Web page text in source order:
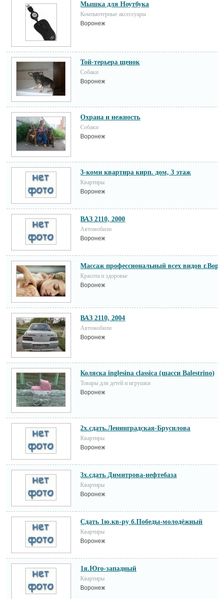
Мышка для Ноутбука
Компьютерные аксессуары
Воронеж
Той-терьера щенок
Собаки
Воронеж
Охрана и нежность
Собаки
Воронеж
3-комн квартира кирп. дом, 3 этаж
Квартиры
Воронеж
ВАЗ 2110, 2000
Автомобили
Воронеж
Массаж профессиональный всех видов
Красота и здоровье
Воронеж
ВАЗ 2110, 2004
Автомобили
Воронеж
Коляска inglesina classica (шасси Balestrino)
Товары для детей и игрушки
Воронеж
2х.сдать.Ленинградская-Брусилова
Квартиры
Воронеж
3х.сдать Димитрова-нефтебаза
Квартиры
Воронеж
Сдать 1ю.кв-ру б.Победы-молодёжный
Квартиры
Воронеж
1я.Юго-западный
Квартиры
Воронеж